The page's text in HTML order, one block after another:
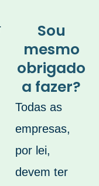
Sou
mesmo
obrigado
a fazer?
Todas as
empresas,
por lei,
devem ter